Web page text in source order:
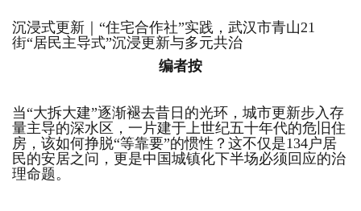
沉浸式更新｜“住宅合作社”实践，武汉市青山21
街“居民主导式”沉浸更新与多元共治
编者按
当“大拆大建”逐渐褪去昔日的光环，城市更新步入存
量主导的深水区，一片建于上世纪五十年代的危旧住
房，该如何挣脱“等靠要”的惯性？这不仅是134户居
民的安居之问，更是中国城镇化下半场必须回应的治
理命题。